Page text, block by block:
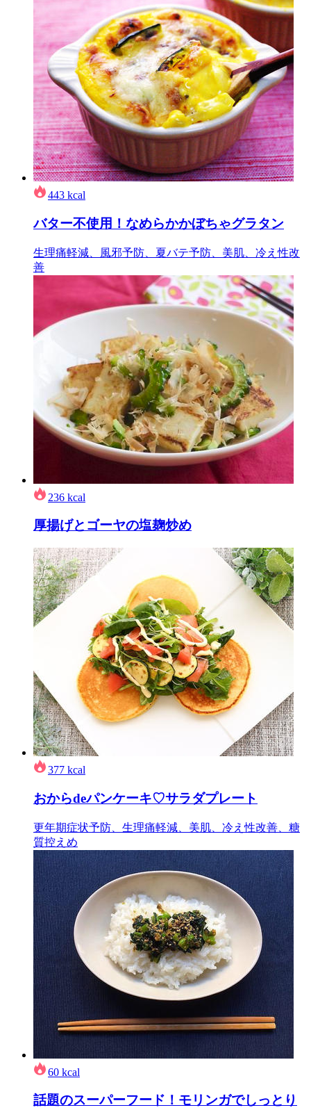
443 kcal
バター不使用！なめらかかぼちゃグラタン
生理痛軽減、風邪予防、夏バテ予防、美肌、冷え性改
善
236 kcal
厚揚げとゴーヤの塩麹炒め
377 kcal
おからdeパンケーキ♡サラダプレート
更年期症状予防、生理痛軽減、美肌、冷え性改善、糖
質控えめ
60 kcal
話題のスーパーフード！モリンガでしっとり